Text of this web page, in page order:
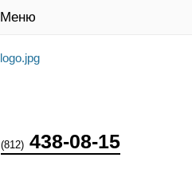
Меню
(812) 438-08-15